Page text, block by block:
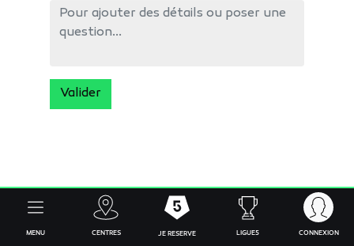
Valider
MENU CENTRES JE RESERVE LIGUE5 CONNEXION